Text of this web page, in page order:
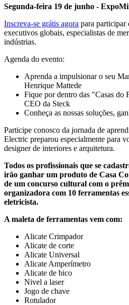
Segunda-feira 19 de junho -
Inscreva-se grátis agora para participar
executivos globais, especialistas de
indústrias.
Agenda do evento:
Aprenda a impulsionar o seu
Henrique Mattede
Fique por dentro das "Casas do
CEO da Steck
Conheça as nossas soluções,
Participe conosco da jornada de
Electric preparou especialmente para
designer de interiores e arquitetura.
Todos os profissionais que se
irão ganhar um produto de Casa
de um concurso cultural com o
organizadora com 10 ferramentas
eletricista.
A maleta de ferramentas vem com:
Alicate Crimpador
Alicate de corte
Alicate Universal
Alicate Amperímetro
Alicate de bico
Nivel a laser
Jogo de chave
Rotulador